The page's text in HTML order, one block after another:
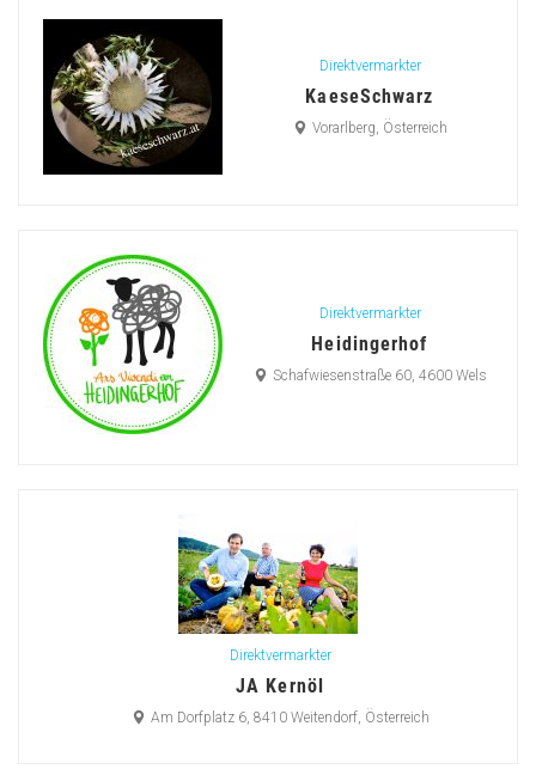
Direktvermarkter
KaeseSchwarz
Vorarlberg, Österreich
Direktvermarkter
Heidingerhof
Schafwiesenstraße 60, 4600 Wels
Direktvermarkter
JA Kernöl
Am Dorfplatz 6, 8410 Weitendorf, Österreich